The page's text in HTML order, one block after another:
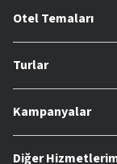
Otel Temaları
Turlar
Kampanyalar
Diğer